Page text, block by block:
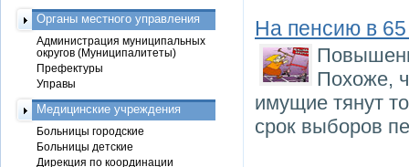
На пенсию в 65
Похоже,
имущие тянут
срок выборов
Органы местного управления
Администрация муниципальных
округов (Муниципалитеты)
Префектуры
Управы
Медицинские учреждения
Больницы городские
Больницы детские
Дирекция по координации